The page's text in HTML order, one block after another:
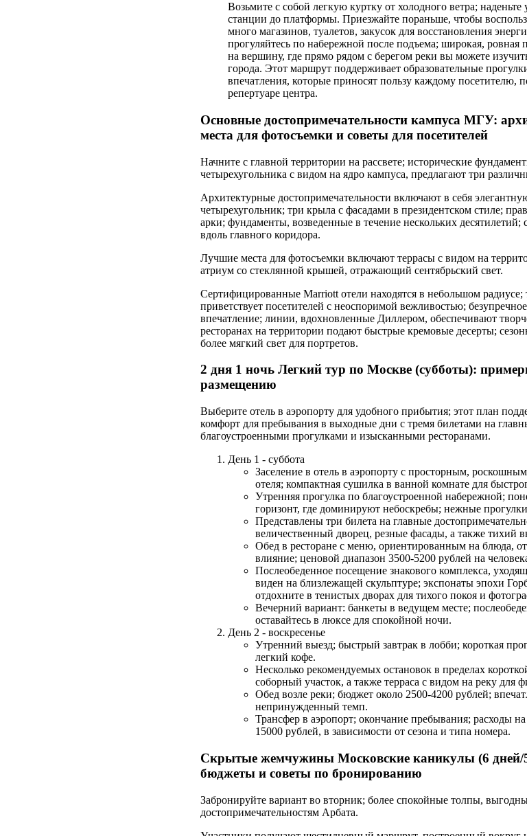
Возьмите с собой легкую куртку от холодного ветра;
станции до платформы. Приезжайте пораньше, чтобы
много магазинов, туалетов, закусок для восстановления
прогуляйтесь по набережной после подъема; широкая, ровная
на вершину, где прямо рядом с берегом реки вы можете
города. Этот маршрут поддерживает образовательные
впечатления, которые приносят пользу каждому посетителю,
репертуаре центра.
Основные достопримечательности кампуса МГУ:
места для фотосъемки и советы для посетителей
Начните с главной территории на рассвете; исторические
четырехугольника с видом на ядро кампуса, предлагают три
Архитектурные достопримечательности включают в себя
четырехугольник; три крыла с фасадами в президентском стиле;
арки; фундаменты, возведенные в течение нескольких
вдоль главного коридора.
Лучшие места для фотосъемки включают террасы с видом на
атриум со стеклянной крышей, отражающий сентябрьский свет.
Сертифицированные Marriott отели находятся в небольшом радиусе;
приветствует посетителей с неоспоримой вежливостью;
впечатление; линии, вдохновленные Диллером, обеспечивают
ресторанах на территории подают быстрые кремовые десерты;
более мягкий свет для портретов.
2 дня 1 ночь Легкий тур по Москве (субботы):
размещению
Выберите отель в аэропорту для удобного прибытия; этот план
комфорт для пребывания в выходные дни с тремя билетами на
благоустроенными прогулками и изысканными ресторанами.
День 1 - суббота
Заселение в отель в аэропорту с просторным,
отеля; компактная сушилка в ванной комнате для
Утренняя прогулка по благоустроенной набережной;
горизонт, где доминируют небоскребы; нежные
Представлены три билета на главные
величественный дворец, резные фасады, а также тихий
Обед в ресторане с меню, ориентированным на блюда,
влияние; ценовой диапазон 3500-5200 рублей на
Послеобеденное посещение знакового комплекса,
виден на близлежащей скульптуре; экспонаты эпохи
отдохните в тенистых дворах для тихого покоя и
Вечерний вариант: банкеты в ведущем месте;
оставайтесь в люксе для спокойной ночи.
День 2 - воскресенье
Утренний выезд; быстрый завтрак в лобби; короткая
легкий кофе.
Несколько рекомендуемых остановок в пределах
соборный участок, а также терраса с видом на реку для
Обед возле реки; бюджет около 2500-4200 рублей;
непринужденный темп.
Трансфер в аэропорт; окончание пребывания; расходы
15000 рублей, в зависимости от сезона и типа номера.
Скрытые жемчужины Московские каникулы (6 дней/
бюджеты и советы по бронированию
Забронируйте вариант во вторник; более спокойные толпы,
достопримечательностям Арбата.